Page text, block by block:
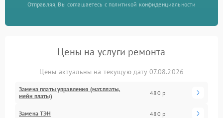
Отправляя, Вы соглашаетесь с политикой конфиденциальности
Цены на услуги ремонта
Цены актуальны на текущую дату 07.08.2026
Замена платы управления (мат.платы,
мейн платы)
480 р
Замена ТЭН 480 р